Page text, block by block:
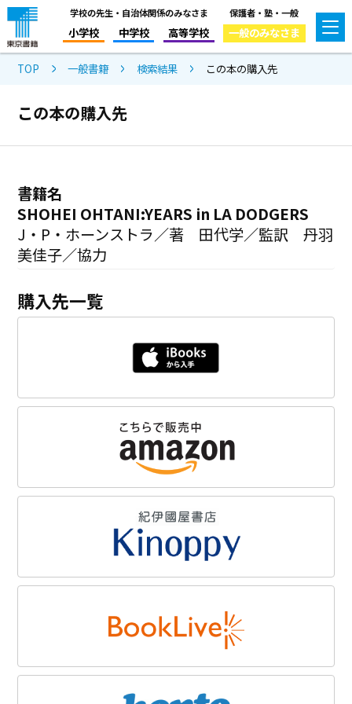
学校の先生・自治体関係のみなさま
小学校 中学校 高等学校
保護者・塾・一般
一般のみなさま
TOP 一般書籍 検索結果 この本の購入先
この本の購入先
書籍名
SHOHEI OHTANI:YEARS in LA DODGERS
J・P・ホーンストラ／著 田代学／監訳 丹羽
美佳子／協力
購入先一覧